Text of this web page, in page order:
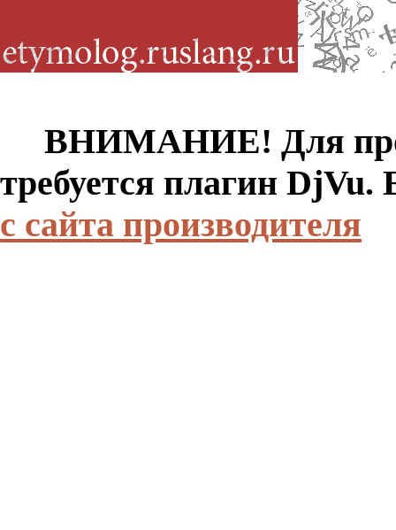
ВНИМАНИЕ! Для
требуется плагин
с сайта производителя